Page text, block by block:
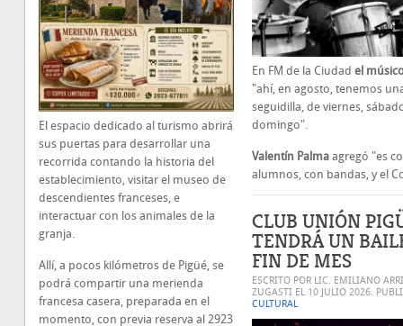
El espacio dedicado al turismo abrirá
sus puertas para desarrollar una
recorrida contando la historia del
establecimiento, visitar el museo de
descendientes franceses, e
interactuar con los animales de la
granja.
Allí, a pocos kilómetros de Pigüé, se
podrá compartir una merienda
francesa casera, preparada en el
momento, con previa reserva al 2923
En FM de la Ciudad el
"ahí, en agosto, tenemos
seguidilla, de viernes,
domingo".
Valentín Palma agregó "es
alumnos, con bandas, y el
CLUB UNIÓN
TENDRÁ UN
FIN DE MES
ESCRITO POR LIC. EMILIANO
ZUGASTI EL 10 JULIO 2026.
CULTURAL